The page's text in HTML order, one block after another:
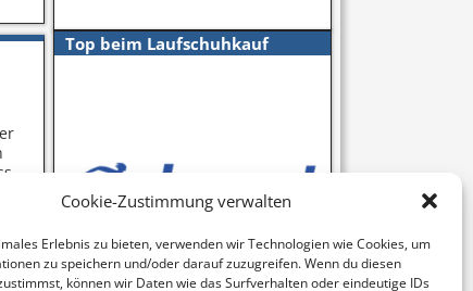
Cookie-Zustimmung verwalten
Erlebnis zu bieten, verwenden wir Technologien wie Cookies, um
zu speichern und/oder darauf zuzugreifen. Wenn du diesen
können wir Daten wie das Surfverhalten oder eindeutige IDs
Top beim Laufschuhkauf